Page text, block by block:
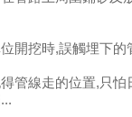
開挖時,誤觸埋下的
管線走的位置,只怕